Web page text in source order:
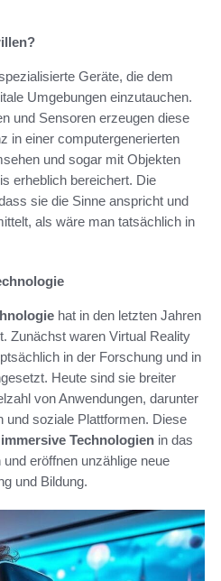
Geräte, die dem
Umgebungen einzutauchen.
und Sensoren erzeugen diese
in einer computergenerierten
und sogar mit Objekten
erheblich bereichert. Die
sie die Sinne anspricht und
als wäre man tatsächlich in
hat in den letzten Jahren
Zunächst waren Virtual Reality
in der Forschung und in
Heute sind sie breiter
von Anwendungen, darunter
und soziale Plattformen. Diese
immersive Technologien in das
eröffnen unzählige neue
und Bildung.